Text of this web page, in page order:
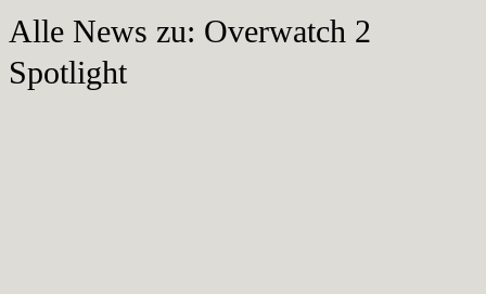
Alle News zu: Overwatch 2
Spotlight